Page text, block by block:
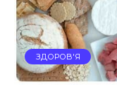
ЗДОРОВ'Я